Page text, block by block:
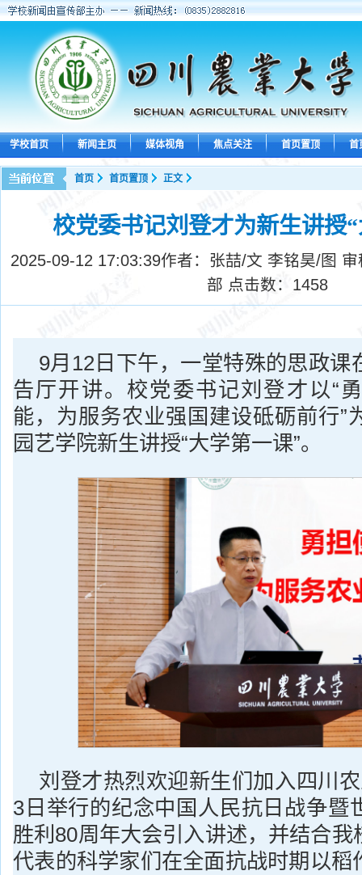
学校首页 新闻主页 媒体视角 焦点关注 首页置顶 首
首页 首页置顶 正文
校党委书记刘登才为新生讲授
2025-09-12 17:03:39作者：张喆/文 李铭昊/图
部 点击数： 1458
9月12日下午，一堂特殊的思政课
告厅开讲。校党委书记刘登才以“
能，为服务农业强国建设砥砺前行”
园艺学院新生讲授“大学第一课”。
刘登才热烈欢迎新生们加入四川
3日举行的纪念中国人民抗日战争暨
胜利80周年大会引入讲述，并结合我
代表的科学家们在全面抗战时期以稻